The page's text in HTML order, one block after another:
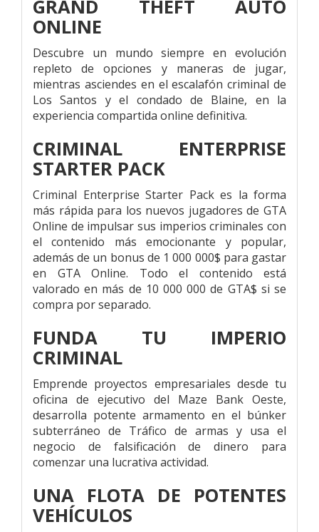
GRAND THEFT AUTO
ONLINE
Descubre un mundo siempre en evolución
repleto de opciones y maneras de jugar,
mientras asciendes en el escalafón criminal de
Los Santos y el condado de Blaine, en la
experiencia compartida online definitiva.
CRIMINAL ENTERPRISE
STARTER PACK
Criminal Enterprise Starter Pack es la forma
más rápida para los nuevos jugadores de GTA
Online de impulsar sus imperios criminales con
el contenido más emocionante y popular,
además de un bonus de 1 000 000$ para gastar
en GTA Online. Todo el contenido está
valorado en más de 10 000 000 de GTA$ si se
compra por separado.
FUNDA TU IMPERIO
CRIMINAL
Emprende proyectos empresariales desde tu
oficina de ejecutivo del Maze Bank Oeste,
desarrolla potente armamento en el búnker
subterráneo de Tráfico de armas y usa el
negocio de falsificación de dinero para
comenzar una lucrativa actividad.
UNA FLOTA DE POTENTES
VEHÍCULOS